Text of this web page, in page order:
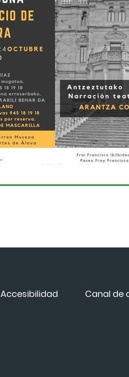
Accesibilidad Canal de